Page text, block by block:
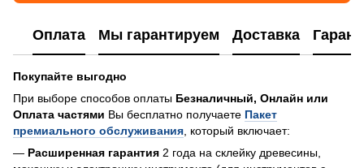
Оплата Мы гарантируем Доставка
Покупайте выгодно
При выборе способов оплаты Безналичный, Онлайн или
Оплата частями Вы бесплатно получаете Пакет
премиального обслуживания , который включает:
— Расширенная гарантия 2 года на склейку древесины,